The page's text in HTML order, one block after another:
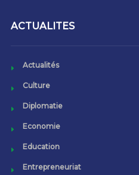
ACTUALITES
Actualités
Culture
Diplomatie
Economie
Education
Entrepreneuriat